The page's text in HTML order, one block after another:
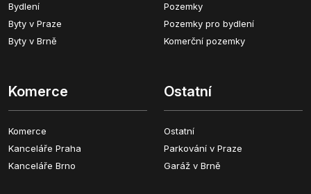
Bydlení
Byty v Praze
Byty v Brně
Pozemky
Pozemky pro bydlení
Komerční pozemky
Komerce
Komerce
Kanceláře Praha
Kanceláře Brno
Ostatní
Ostatní
Parkování v Praze
Garáž v Brně